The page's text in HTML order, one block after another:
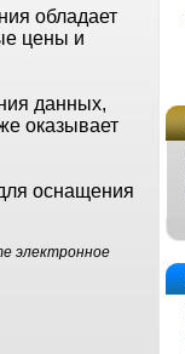
обладает
цены и
данных,
оказывает
оснащения
электронное